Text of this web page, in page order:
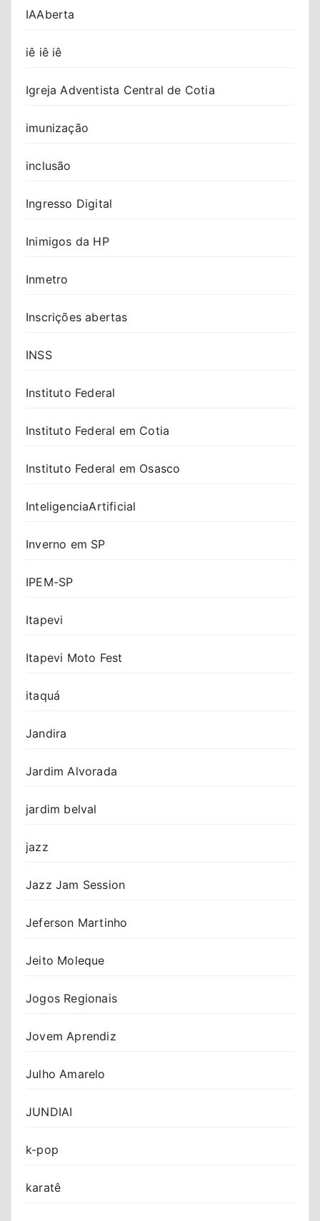
IAAberta
iê iê iê
Igreja Adventista Central de Cotia
imunização
inclusão
Ingresso Digital
Inimigos da HP
Inmetro
Inscrições abertas
INSS
Instituto Federal
Instituto Federal em Cotia
Instituto Federal em Osasco
InteligenciaArtificial
Inverno em SP
IPEM-SP
Itapevi
Itapevi Moto Fest
itaquá
Jandira
Jardim Alvorada
jardim belval
jazz
Jazz Jam Session
Jeferson Martinho
Jeito Moleque
Jogos Regionais
Jovem Aprendiz
Julho Amarelo
JUNDIAI
k-pop
karatê